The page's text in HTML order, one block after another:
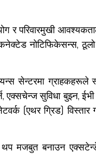
र परिवारमुखी
नोटिफिकेसन्स,
सेन्टरमा
एक्सचेन्ज सुविधा बुझ्न,
(एथर ग्रिड) विस्तार
मजबुत बनाउन